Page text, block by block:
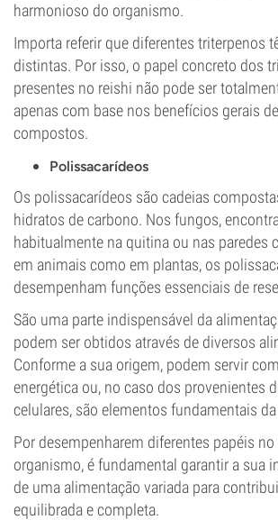
harmonioso do organismo.
Importa referir que diferentes triterpenos
distintas. Por isso, o papel concreto dos
presentes no reishi não pode ser
apenas com base nos benefícios gerais
compostos.
Polissacarídeos
Os polissacarídeos são cadeias
hidratos de carbono. Nos fungos,
habitualmente na quitina ou nas paredes
em animais como em plantas, os
desempenham funções essenciais de
São uma parte indispensável da
podem ser obtidos através de diversos
Conforme a sua origem, podem servir
energética ou, no caso dos provenientes
celulares, são elementos fundamentais
Por desempenharem diferentes papéis
organismo, é fundamental garantir a sua
de uma alimentação variada para
equilibrada e completa.